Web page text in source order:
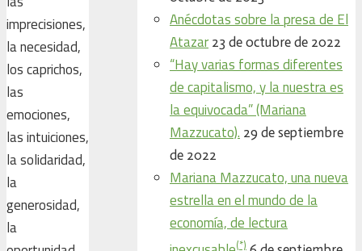
imprecisiones,
la necesidad,
los caprichos,
las
emociones,
las intuiciones,
la solidaridad,
la
generosidad,
la
Anécdotas sobre la presa de El
Atazar 23 de octubre de 2022
“Hay varias formas diferentes
de capitalismo, y la nuestra es
la equivocada” (Mariana
Mazzucato). 29 de septiembre
de 2022
Mariana Mazzucato, una nueva
estrella en el mundo de la
economía, de lectura
(*)